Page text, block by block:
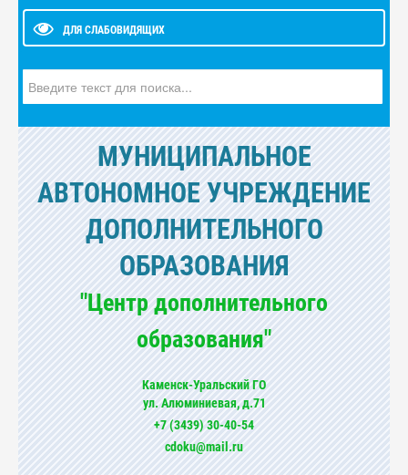
ДЛЯ СЛАБОВИДЯЩИХ
МУНИЦИПАЛЬНОЕ
АВТОНОМНОЕ УЧРЕЖДЕНИЕ
ДОПОЛНИТЕЛЬНОГО
ОБРАЗОВАНИЯ
"Центр дополнительного
образования"
Каменск-Уральский ГО
ул. Алюминиевая, д.71
+7 (3439) 30-40-54
cdoku@mail.ru